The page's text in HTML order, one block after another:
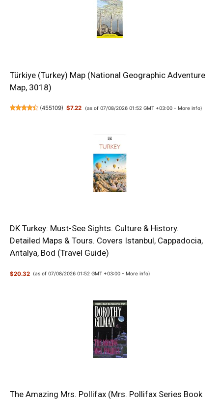
Türkiye (Turkey) Map (National Geographic Adventure
Map, 3018)
(455109) $7.22 (as of 07/08/2026 01:52 GMT +03:00 - More info)
DK Turkey: Must-See Sights. Culture & History.
Detailed Maps & Tours. Covers Istanbul, Cappadocia,
Antalya, Bod (Travel Guide)
$20.32 (as of 07/08/2026 01:52 GMT +03:00 - More info)
The Amazing Mrs. Pollifax (Mrs. Pollifax Series Book